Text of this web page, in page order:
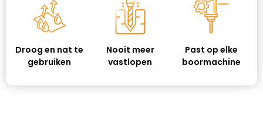
Droog en nat te
gebruiken
Nooit meer
vastlopen
Past op elke
boormachine